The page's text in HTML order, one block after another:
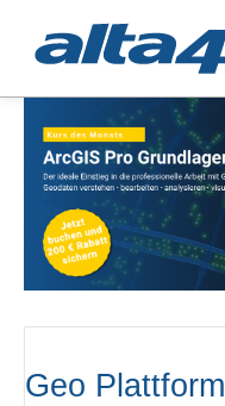
Geo Plattform